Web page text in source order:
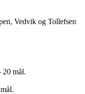
Vedvik og Tollefsen
20 mål.